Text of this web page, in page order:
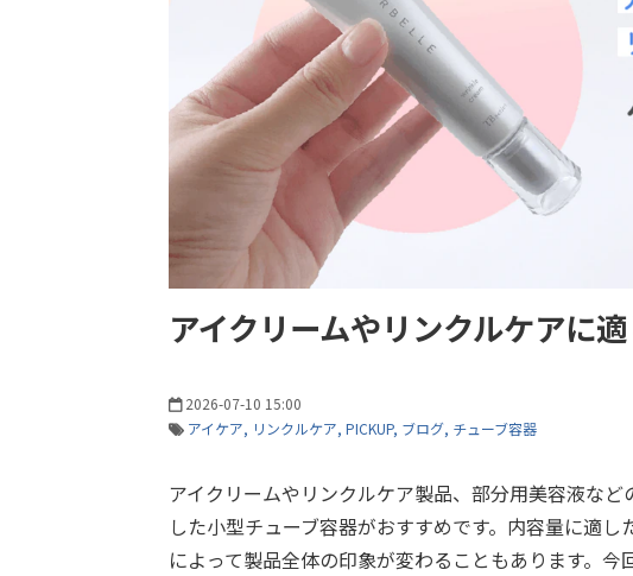
アイクリームやリンクルケアに
2026-07-10 15:00
アイケア
リンクルケア PICKUP ブログ チューブ容器
アイクリームやリンクルケア製品、部分用美容液な
した小型チューブ容器がおすすめです。内容量に適
によって製品全体の印象が変わることもあります。